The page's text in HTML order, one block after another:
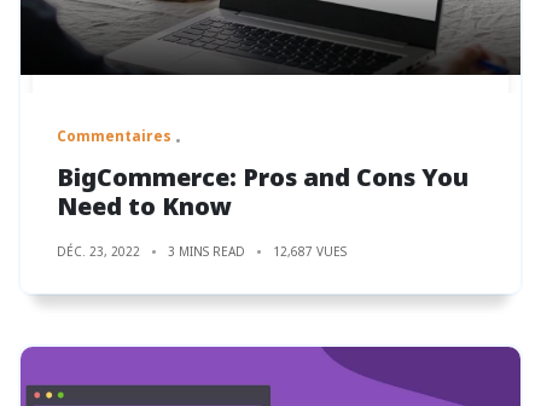
Commentaires
BigCommerce: Pros and Cons You
Need to Know
DÉC. 23, 2022 3 MINS READ 12,687 VUES